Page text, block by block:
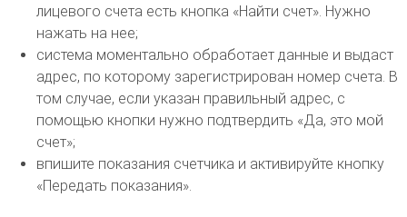
лицевого счета есть кнопка «Найти счет». Нужно
нажать на нее;
система моментально обработает данные и выдаст
адрес, по которому зарегистрирован номер счета. В
том случае, если указан правильный адрес, с
помощью кнопки нужно подтвердить «Да, это мой
счет»;
впишите показания счетчика и активируйте кнопку
«Передать показания».